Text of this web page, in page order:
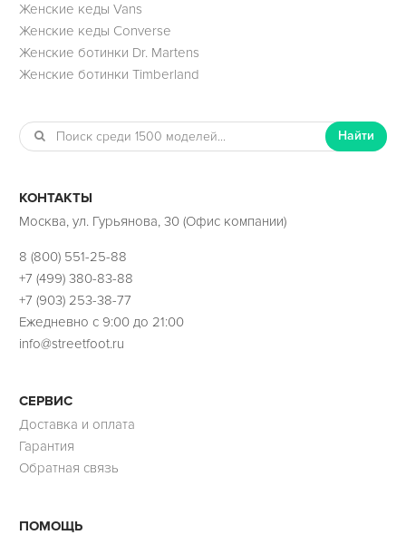
Женские кеды Vans
Женские кеды Converse
Женские ботинки Dr. Martens
Женские ботинки Timberland
Найти
КОНТАКТЫ
Москва, ул. Гурьянова, 30 (Офис компании)
8 (800) 551-25-88
+7 (499) 380-83-88
+7 (903) 253-38-77
Ежедневно с 9:00 до 21:00
info@streetfoot.ru
СЕРВИС
Доставка и оплата
Гарантия
Обратная связь
ПОМОЩЬ